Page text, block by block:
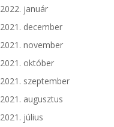
2022. január
2021. december
2021. november
2021. október
2021. szeptember
2021. augusztus
2021. július